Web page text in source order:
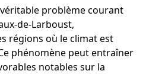
problème courant
de-Larboust,
régions où le climat est
phénomène peut entraîner
notables sur la